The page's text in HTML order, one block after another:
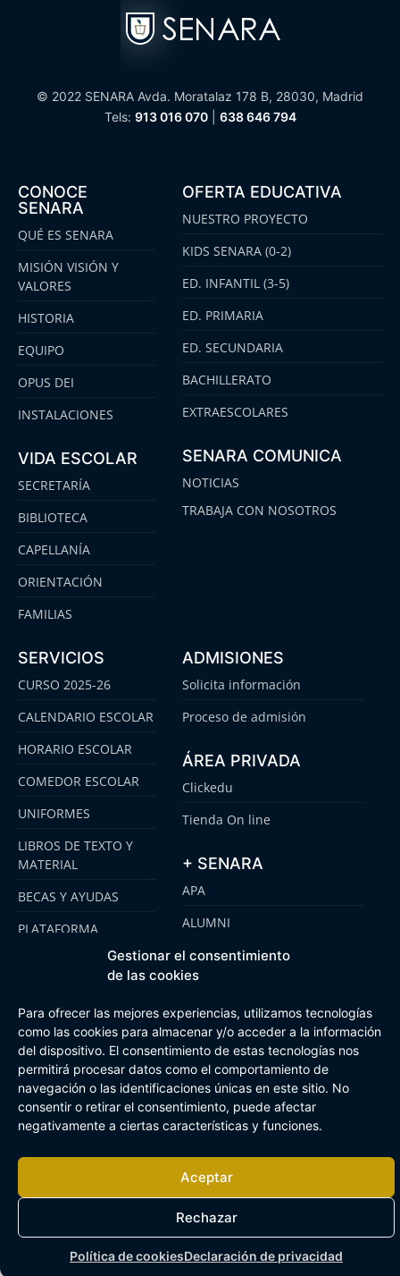
Gestionar el consentimiento
de las cookies
Para ofrecer las mejores experiencias, utilizamos tecnologías
como las cookies para almacenar y/o acceder a la información
del dispositivo. El consentimiento de estas tecnologías nos
permitirá procesar datos como el comportamiento de
navegación o las identificaciones únicas en este sitio. No
consentir o retirar el consentimiento, puede afectar
negativamente a ciertas características y funciones.
Aceptar
Rechazar
Política de cookiesDeclaración de privacidad
© 2022 SENARA Avda. Moratalaz 178 B, 28030, Madrid
Tels: 913 016 070| 638 646 794
CONOCE
SENARA
QUÉ ES SENARA
MISIÓN VISIÓN Y
VALORES
HISTORIA
EQUIPO
OPUS DEI
INSTALACIONES
VIDA ESCOLAR
SECRETARÍA
BIBLIOTECA
CAPELLANÍA
ORIENTACIÓN
FAMILIAS
OFERTA EDUCATIVA
NUESTRO PROYECTO
KIDS SENARA (0-2)
ED. INFANTIL (3-5)
ED. PRIMARIA
ED. SECUNDARIA
BACHILLERATO
EXTRAESCOLARES
SENARA COMUNICA
NOTICIAS
TRABAJA CON NOSOTROS
SERVICIOS
CURSO 2025-26
CALENDARIO ESCOLAR
HORARIO ESCOLAR
COMEDOR ESCOLAR
UNIFORMES
LIBROS DE TEXTO Y
MATERIAL
BECAS Y AYUDAS
PLATAFORMA
EMOOTI COLEGIOS
ADMISIONES
Solicita información
Proceso de admisión
ÁREA PRIVADA
Clickedu
Tienda On line
+ SENARA
APA
ALUMNI
SENARA SENIOR
FUNDACIÓN SENARA
Aviso Legal Política de cookies
Canal de Información Interna
Buzón Plan Regional